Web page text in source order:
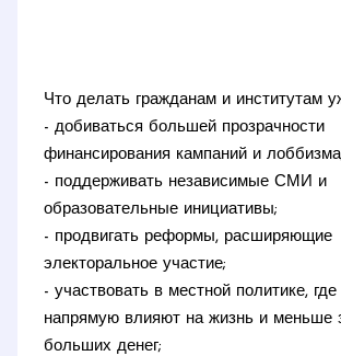
Что делать гражданам и институтам
- добиваться большей прозрачности
финансирования кампаний и
- поддерживать независимые СМИ и
образовательные инициативы;
- продвигать реформы, расширяющие
электоральное участие;
- участвовать в местной политике,
напрямую влияют на жизнь и меньше
больших денег;